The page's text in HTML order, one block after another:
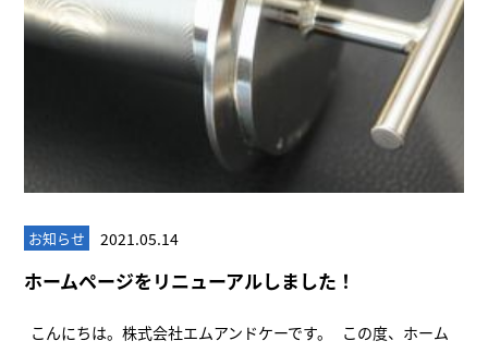
お知らせ 2021.05.14
ホームページをリニューアルしました！
こんにちは。株式会社エムアンドケーです。 この度、ホーム